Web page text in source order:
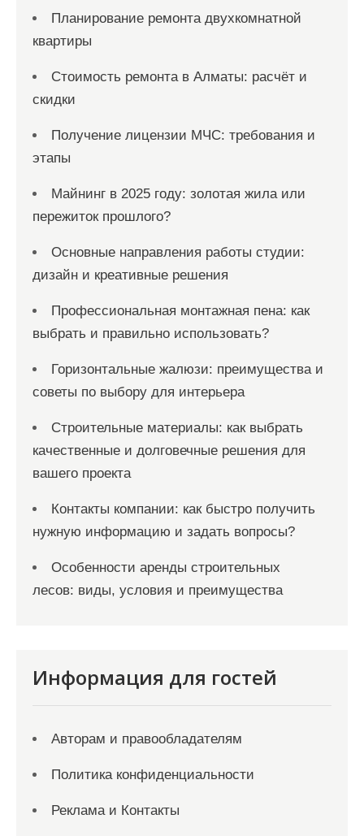
Планирование ремонта двухкомнатной
квартиры
Стоимость ремонта в Алматы: расчёт и
скидки
Получение лицензии МЧС: требования и
этапы
Майнинг в 2025 году: золотая жила или
пережиток прошлого?
Основные направления работы студии:
дизайн и креативные решения
Профессиональная монтажная пена: как
выбрать и правильно использовать?
Горизонтальные жалюзи: преимущества и
советы по выбору для интерьера
Строительные материалы: как выбрать
качественные и долговечные решения для
вашего проекта
Контакты компании: как быстро получить
нужную информацию и задать вопросы?
Особенности аренды строительных
лесов: виды, условия и преимущества
Информация для гостей
Авторам и правообладателям
Политика конфиденциальности
Реклама и Контакты